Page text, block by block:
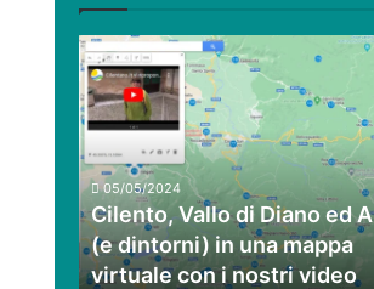
Cilento,
Vallo
di
Diano
Alburni
(e
dintorni)
in
una
05/05/2024
Cilento, Vallo di Diano ed
(e dintorni) in una mappa
virtuale con i nostri video